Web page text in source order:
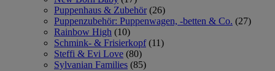
Puppenhaus & Zubehör (26)
Puppenzubehör: Puppenwagen, -betten & Co. (27)
Rainbow High (10)
Schmink- & Frisierkopf (11)
Steffi & Evi Love (80)
Sylvanian Families (85)